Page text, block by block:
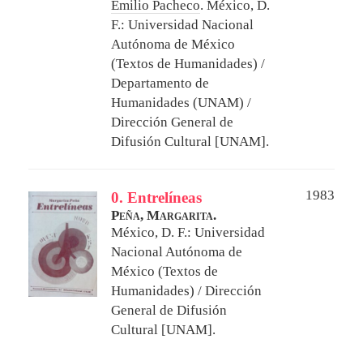
Emilio Pacheco. México, D.
F.: Universidad Nacional
Autónoma de México
(Textos de Humanidades) /
Departamento de
Humanidades (UNAM) /
Dirección General de
Difusión Cultural [UNAM].
0. Entrelíneas
1983
Peña, Margarita.
México, D. F.: Universidad
Nacional Autónoma de
México (Textos de
Humanidades) / Dirección
General de Difusión
Cultural [UNAM].